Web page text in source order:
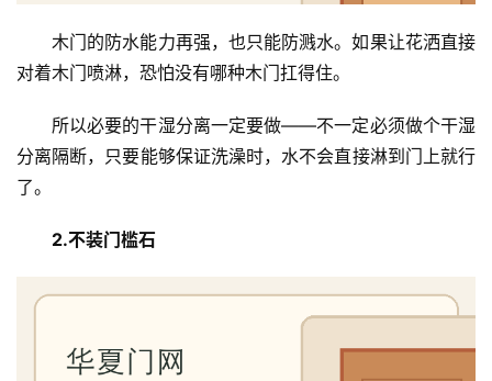
装
门
木门的防水能力再强，也只能防溅水。如果让花洒直接
对着木门喷淋，恐怕没有哪种木门扛得住。
所以必要的干湿分离一定要做——不一定必须做个干湿
分离隔断，只要能够保证洗澡时，水不会直接淋到门上就行
了。
2.不装门槛石